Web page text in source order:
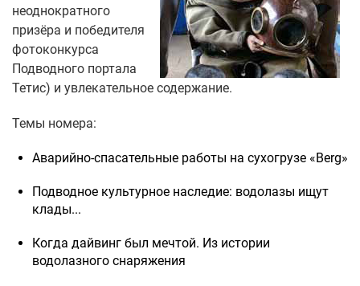
неоднократного
призёра и победителя
фотоконкурса
Подводного портала
Тетис) и увлекательное содержание.
Темы номера:
Аварийно-спасательные работы на сухогрузе «Berg»
Подводное культурное наследие: водолазы ищут
клады...
Когда дайвинг был мечтой. Из истории
водолазного снаряжения